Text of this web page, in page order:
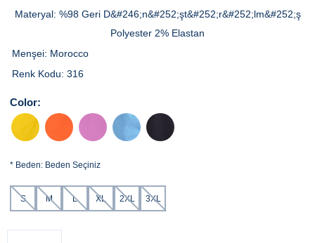
Materyal: %98 Geri D&#246;n&#252;şt&#252;r&#252;lm&#252;ş
Polyester 2% Elastan
Menşei: Morocco
Renk Kodu: 316
Color:
* Beden: Beden Seçiniz
S M L XL 2XL 3XL